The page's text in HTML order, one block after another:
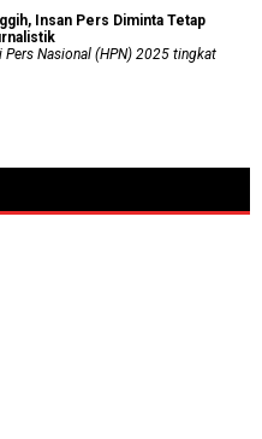
Insan Pers Diminta Tetap
Nasional (HPN) 2025 tingkat